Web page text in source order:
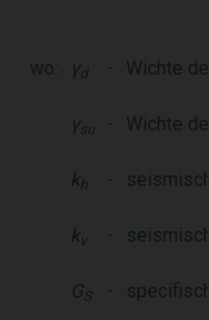
wo: γ d - Wichte
γ su - Wichte
kh -
k v -
G -